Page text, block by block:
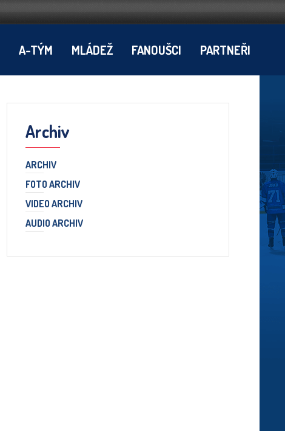
A-TÝM MLÁDEŽ FANOUŠCI PARTNEŘI
Archiv
ARCHIV
FOTO ARCHIV
VIDEO ARCHIV
AUDIO ARCHIV